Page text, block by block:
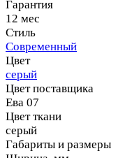
Гарантия
12 мес
Стиль
Современный
Цвет
серый
Цвет поставщика
Ева 07
Цвет ткани
серый
Габариты и размеры